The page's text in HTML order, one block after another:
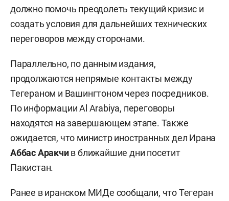
должно помочь преодолеть текущий кризис и
создать условия для дальнейших технических
переговоров между сторонами.
Параллельно, по данным издания,
продолжаются непрямые контакты между
Тегераном и Вашингтоном через посредников.
По информации Al Arabiya, переговоры
находятся на завершающем этапе. Также
ожидается, что министр иностранных дел Ирана
Аббас Аракчив ближайшие дни посетит
Пакистан.
Ранее в иранском МИДе сообщали, что Тегеран